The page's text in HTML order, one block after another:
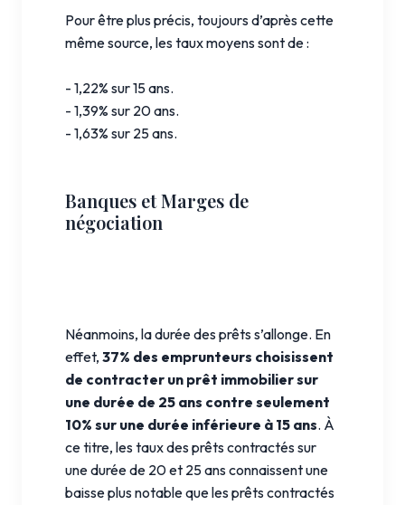
Pour être plus précis, toujours d’après cette
même source, les taux moyens sont de :
- 1,22% sur 15 ans.
- 1,39% sur 20 ans.
- 1,63% sur 25 ans.
Banques et Marges de
négociation
Néanmoins, la durée des prêts s’allonge. En
effet, 37% des emprunteurs choisissent
de contracter un prêt immobilier sur
une durée de 25 ans contre seulement
10% sur une durée inférieure à 15 ans. À
ce titre, les taux des prêts contractés sur
une durée de 20 et 25 ans connaissent une
baisse plus notable que les prêts contractés